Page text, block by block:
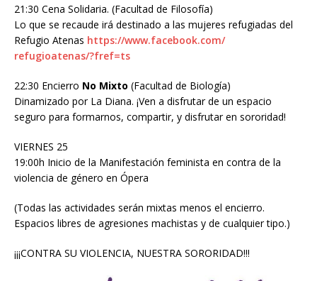
21:30 Cena Solidaria. (Facultad de Filosofía)
Lo que se recaude irá destinado a las mujeres refugiadas del
Refugio Atenas https://www.facebook.com/
refugioatenas/?fref=ts
22:30 Encierro No Mixto (Facultad de Biología)
Dinamizado por La Diana. ¡Ven a disfrutar de un espacio
seguro para formarnos, compartir, y disfrutar en sororidad!
VIERNES 25
19:00h Inicio de la Manifestación feminista en contra de la
violencia de género en Ópera
(Todas las actividades serán mixtas menos el encierro.
Espacios libres de agresiones machistas y de cualquier tipo.)
¡¡¡CONTRA SU VIOLENCIA, NUESTRA SORORIDAD!!!